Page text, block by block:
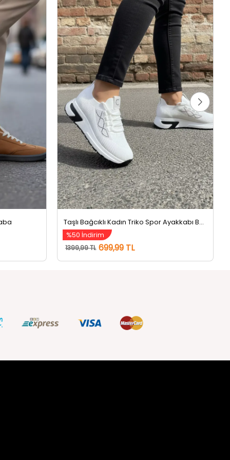
Taşlı Bağcıklı Kadın Triko Spor Ayakkabı Beyaz
%50 İndirim
1399,99 TL 699,99 TL